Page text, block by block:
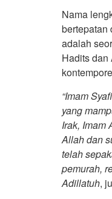
Nama
bertepatan
adalah
Hadits dan
“Imam
yang
Irak, Imam
Allah dan
telah
pemurah,
Adillatuh,